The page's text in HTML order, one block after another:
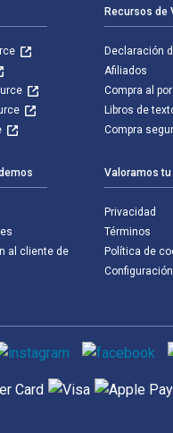
Recursos de
Declaración
Afiliados
Compra al
Libros de
Compra
al cliente de
Valoramos tu
Privacidad
Términos
Política de
social
admitidos